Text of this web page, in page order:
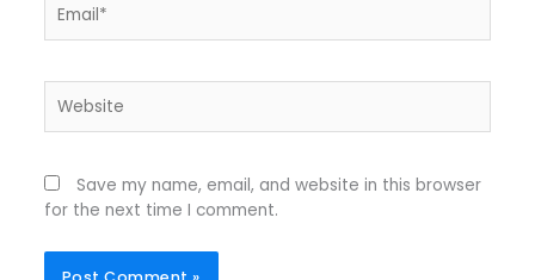
Save my name, email, and website in this browser
for the next time I comment.